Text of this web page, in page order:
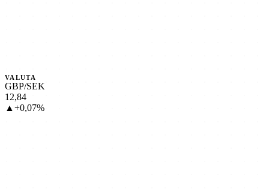
VALUTA
GBP/SEK
12,84
▲+0,07%